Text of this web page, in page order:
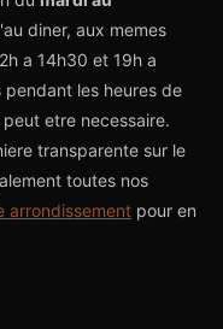
diner, aux memes
a 14h30 et 19h a
pendant les heures de
etre necessaire.
transparente sur le
toutes nos
arrondissement pour en